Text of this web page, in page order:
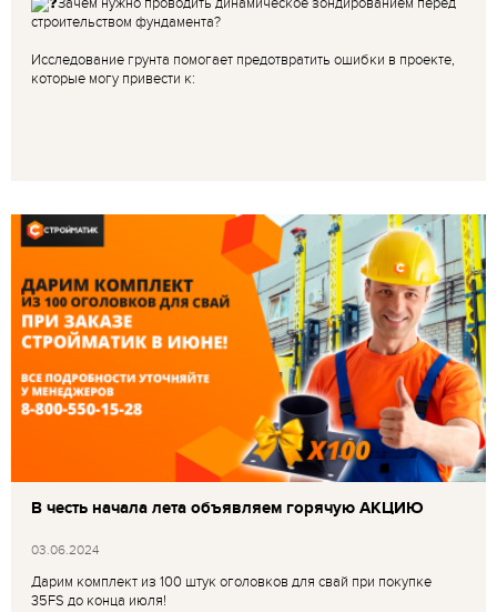
строительством фундамента?
Исследование грунта помогает предотвратить ошибки в проекте,
которые могу привести к:
В честь начала лета объявляем горячую АКЦИЮ
03.06.2024
Дарим комплект из 100 штук оголовков для свай при покупке
35FS до конца июля!